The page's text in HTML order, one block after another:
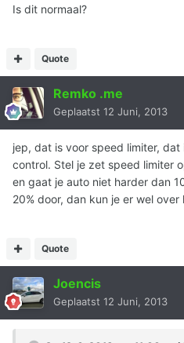
Is dit normaal?
Quote
Remko .me
Geplaatst 12 Juni, 2013
jep, dat is voor speed limiter,
control. Stel je zet speed limiter
en gaat je auto niet harder dan
20% door, dan kun je er wel over
Quote
Joencis
Geplaatst 12 Juni, 2013